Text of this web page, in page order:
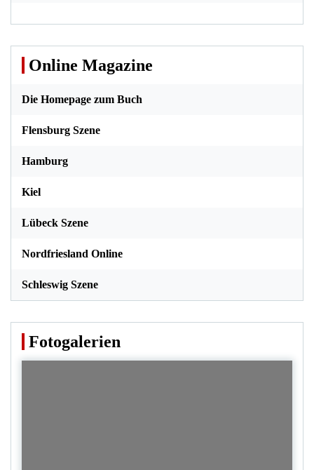
Online Magazine
Die Homepage zum Buch
Flensburg Szene
Hamburg
Kiel
Lübeck Szene
Nordfriesland Online
Schleswig Szene
Fotogalerien